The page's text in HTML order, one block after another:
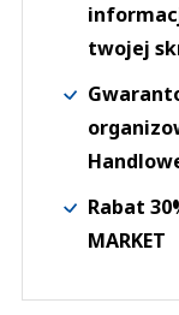
twojej
Rabat
MARKET